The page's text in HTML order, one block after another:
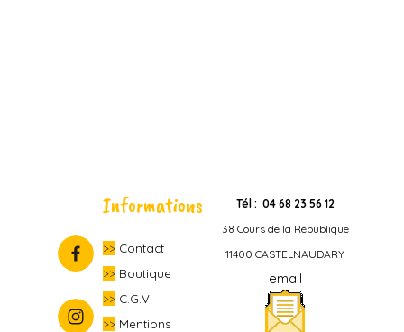
Tél : 04 68 23 56 12
38 Cours de la République
11400 CASTELNAUDARY
email
Informations
>> Contact
>> Boutique
>> C.G.V
>> Mentions